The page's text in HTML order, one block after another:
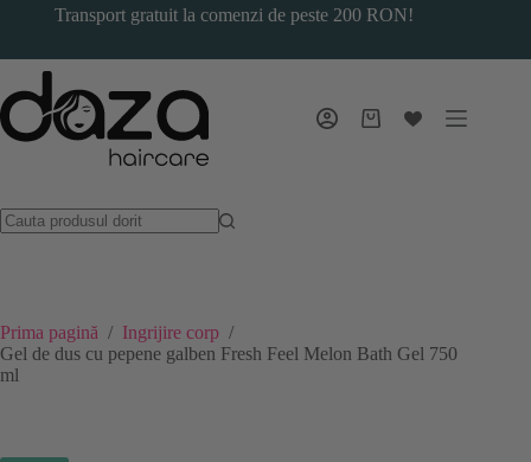
Transport gratuit la comenzi de peste 200 RON!
Coș
Prima pagină / Ingrijire corp /
Gel de dus cu pepene galben Fresh Feel Melon Bath Gel 750
ml